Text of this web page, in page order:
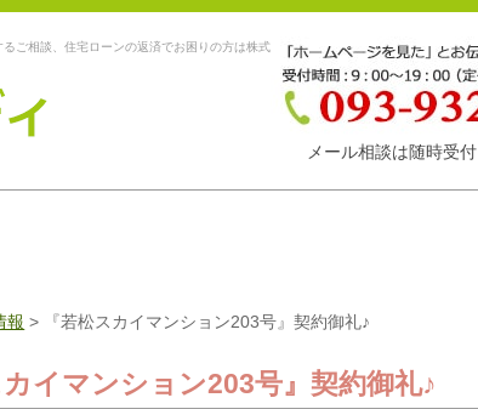
ご相談、住宅ローンの返済でお困りの方は株式
メール相談は随時受付
報 > 『若松スカイマンション203号』契約御礼♪
カイマンション203号』契約御礼♪